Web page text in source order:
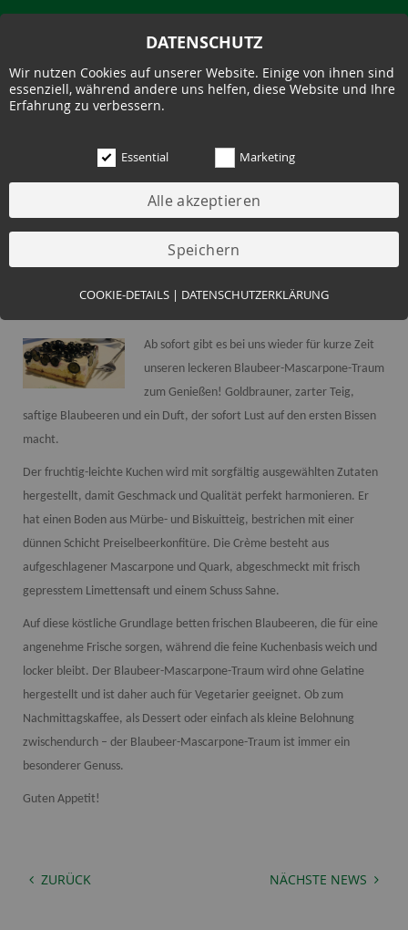
BLAUBEER-MASCARPONE-
EINZIGARTIGEN GESCHMACK
Ab sofort gibt es bei uns wieder für kurze Zeit
unseren leckeren Blaubeer-Mascarpone-Traum
zum Genießen! Goldbrauner, zarter Teig,
saftige Blaubeeren und ein Duft, der sofort Lust auf den ersten Bissen
macht.
Der fruchtig-leichte Kuchen wird mit sorgfältig ausgewählten Zutaten
hergestellt, damit Geschmack und Qualität perfekt harmonieren. Er
hat einen Boden aus Mürbe- und Biskuitteig, bestrichen mit einer
dünnen Schicht Preiselbeerkonfitüre. Die Crème besteht aus
aufgeschlagener Mascarpone und Quark, abgeschmeckt mit frisch
gepresstem Limettensaft und einem Schuss Sahne.
Auf diese köstliche Grundlage betten frischen Blaubeeren, die für eine
angenehme Frische sorgen, während die feine Kuchenbasis weich und
locker bleibt. Der Blaubeer-Mascarpone-Traum wird ohne Gelatine
hergestellt und ist daher auch für Vegetarier geeignet. Ob zum
Nachmittagskaffee, als Dessert oder einfach als kleine Belohnung
zwischendurch – der Blaubeer-Mascarpone-Traum ist immer ein
besonderer Genuss.
Guten Appetit!
ZURÜCK NÄCHSTE NEWS
DATENSCHUTZ
Wir nutzen Cookies auf unserer Website. Einige von ihnen sind
essenziell, während andere uns helfen, diese Website und Ihre
Erfahrung zu verbessern.
Essential Marketing
Essential (3)
Name:
Cookie Hinweis
Zweck:
Speichert die Cookie-Einstellungen des Besuchers
Cookies:
allowCookie
Laufzeit:
3 Monate
Name:
Session
Zweck:
Name:
Resolution
Zweck:
Speichert die Auflösung des Browserfensters
COOKIE-DETAILS | DATENSCHUTZERKLÄRUNG